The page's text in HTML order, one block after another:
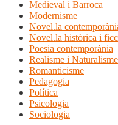
Medieval i Barroca
Modernisme
Novel.la
Novel.la històrica i
Poesia contemporània
Realisme i Naturalisme
Romanticisme
Pedagogia
Política
Psicologia
Sociologia